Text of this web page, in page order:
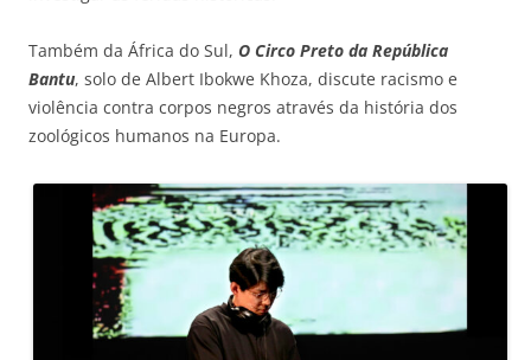
Também da África do Sul, O Circo Preto da República
Bantu, solo de Albert Ibokwe Khoza, discute racismo e
violência contra corpos negros através da história dos
zoológicos humanos na Europa.